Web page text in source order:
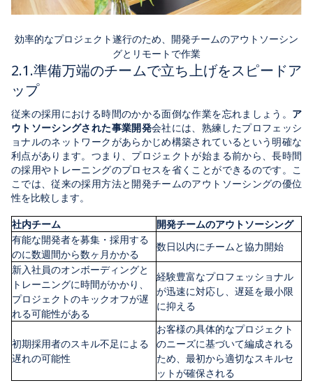
効率的なプロジェクト遂行のため、開発チームのアウトソーシン
グとリモートで作業
2.1.準備万端のチームで立ち上げをスピードア
ップ
従来の採用における時間のかかる面倒な作業を忘れましょう。 ア
ウトソーシングされた事業開発会社には、熟練したプロフェッシ
ョナルのネットワークがあらかじめ構築されているという明確な
利点があります。つまり、プロジェクトが始まる前から、長時間
の採用やトレーニングのプロセスを省くことができるのです。こ
こでは、従来の採用方法と開発チームのアウトソーシングの優位
性を比較します。
社内チーム
開発チームのアウトソーシング
有能な開発者を募集・採用する
のに数週間から数ヶ月かかる
数日以内にチームと協力開始
新入社員のオンボーディングと
トレーニングに時間がかかり、
プロジェクトのキックオフが遅
れる可能性がある
経験豊富なプロフェッショナル
が迅速に対応し、遅延を最小限
に抑える
初期採用者のスキル不足による
遅れの可能性
お客様の具体的なプロジェクト
のニーズに基づいて編成される
ため、最初から適切なスキルセ
ットが確保される